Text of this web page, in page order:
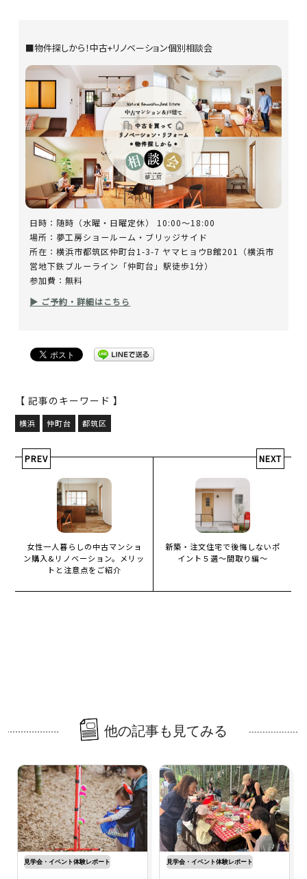
■物件探しから！中古+リノベーション個別相談会
日時：随時（水曜・日曜定休） 10:00～18:00
場所：夢工房ショールーム・ブリッジサイド
所在：横浜市都筑区仲町台1-3-7 ヤマヒョウB館201（横浜市
営地下鉄ブルーライン「仲町台」駅徒歩1分）
参加費：無料
▶ ご予約・詳細はこちら
【 記事のキーワード 】
横浜 仲町台 都筑区
PREV
女性一人暮らしの中古マンショ
ン購入&リノベーション。メリッ
トと注意点をご紹介
NEXT
新築・注文住宅で後悔しないポ
イント５選～間取り編～
他の記事も見てみる
見学会・イベント体験レポート 見学会・イベント体験レポート